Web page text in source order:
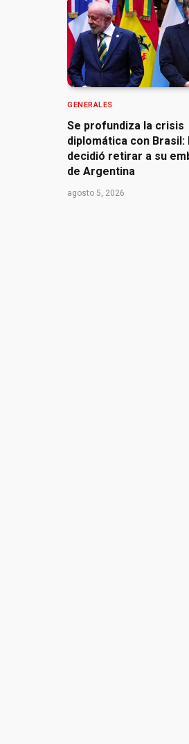
GENERALES
Se profundiza la crisis
diplomática con Brasil:
decidió retirar a su
de Argentina
agosto 5, 2026